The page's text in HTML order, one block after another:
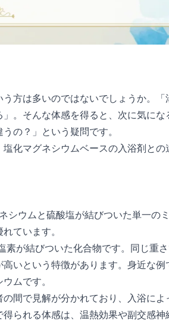
方は多いのではないでしょうか。「
。そんな体感を得ると、次に気にな
の？」という疑問です。
化マグネシウムベースの入浴剤との
シウムと硫酸塩が結びついた単一の
ています。
素が結びついた化合物です。同じ重
いという特徴があります。身近な例
ムです。
間で見解が分かれており、入浴によ
られる体感は、温熱効果や副交感神